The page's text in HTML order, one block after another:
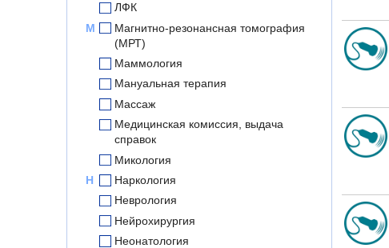
ЛФК
М
Магнитно-резонансная томография
(МРТ)
Маммология
Мануальная терапия
Массаж
Медицинская комиссия, выдача
справок
Микология
Н
Наркология
Неврология
Нейрохирургия
Неонатология